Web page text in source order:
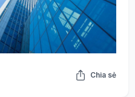
Chia sẻ